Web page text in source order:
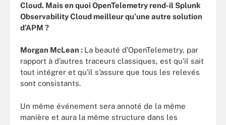
Cloud. Mais en quoi OpenTelemetry rend-il Splunk
Observability Cloud meilleur qu’une autre solution
d’APM ?
Morgan McLean : La beauté d’OpenTelemetry, par
rapport à d’autres traceurs classiques, est qu’il sait
tout intégrer et qu’il s’assure que tous les relevés
sont consistants.
Un même événement sera annoté de la même
manière et aura la même structure dans les